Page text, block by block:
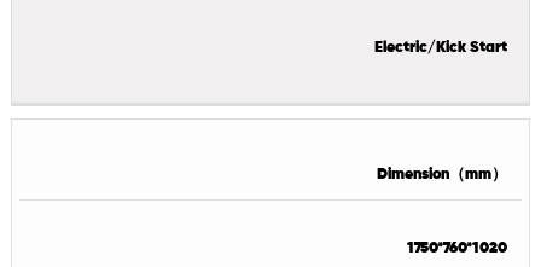
Electric/Kick Start
Dimension（mm）
1750*760*1020